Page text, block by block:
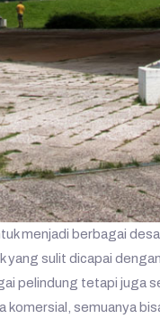
menjadi berbagai
sulit dicapai
pelindung tetapi juga
semuanya